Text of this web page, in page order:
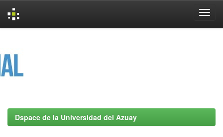
Dspace de la Universidad del Azuay